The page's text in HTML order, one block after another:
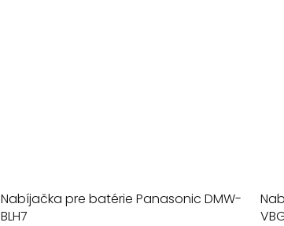
Nabíjačka pre batérie Panasonic DMW-
BLH7